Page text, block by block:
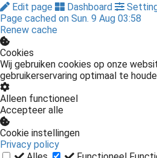
Edit page Dashboard
Page cached on Sun. 9 Aug 03:58
Renew cache
Cookies
Wij gebruiken cookies op onze
gebruikerservaring optimaal te
Alleen functioneel
Accepteer alle
Cookie instellingen
Privacy policy